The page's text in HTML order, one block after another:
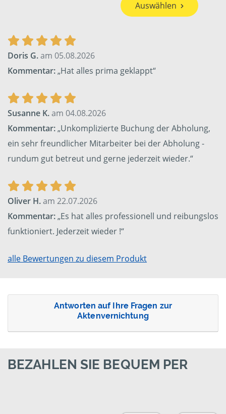
Auswählen
Doris G.am 05.08.2026
Kommentar:„Hat alles prima geklappt“
Susanne K.am 04.08.2026
Kommentar:„Unkomplizierte Buchung der Abholung,
ein sehr freundlicher Mitarbeiter bei der Abholung -
rundum gut betreut und gerne jederzeit wieder.“
Oliver H.am 22.07.2026
Kommentar:„Es hat alles professionell und reibungslos
funktioniert. Jederzeit wieder !“
alle Bewertungen zu diesem Produkt
Antworten auf Ihre Fragen zur
Aktenvernichtung
BEZAHLEN SIE BEQUEM PER